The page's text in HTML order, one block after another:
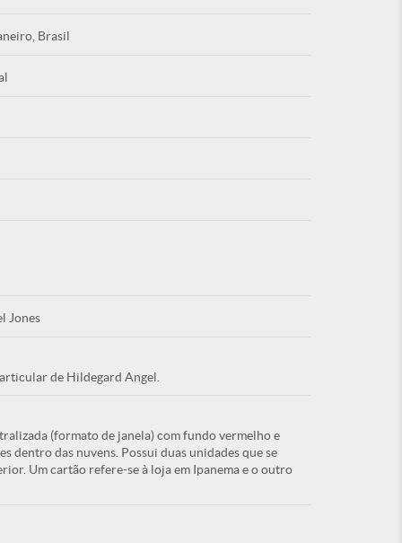
Brasil
Jones
de Hildegard Angel.
(formato de janela) com fundo vermelho e
dentro das nuvens. Possui duas unidades que se
Um cartão refere-se à loja em Ipanema e o outro